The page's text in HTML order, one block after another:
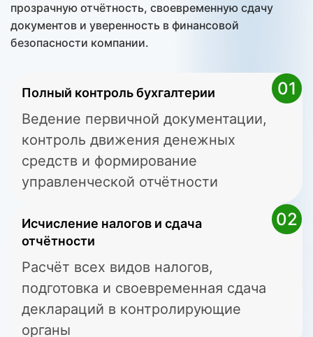
прозрачную отчётность, своевременную сдачу
документов и уверенность в финансовой
безопасности компании.
Полный контроль бухгалтерии
Ведение первичной документации,
контроль движения денежных
средств и формирование
управленческой отчётности
01
Исчисление налогов и сдача
отчётности
Расчёт всех видов налогов,
подготовка и своевременная сдача
деклараций в контролирующие
органы
02